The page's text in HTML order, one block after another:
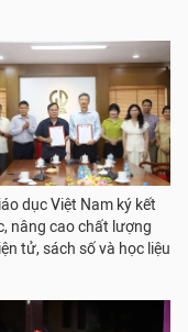
dục Việt Nam ký kết
nâng cao chất lượng
tử, sách số và học liệu